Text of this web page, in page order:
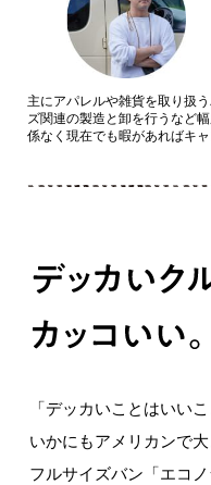
主にアパレルや雑貨を取り扱
ズ関連の製造と卸を行うなど
係なく現在でも暇があればキ
「デッカいことはいい
いかにもアメリカンで
フルサイズバン「エコ